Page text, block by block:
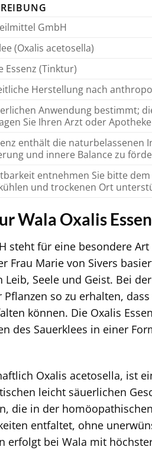
GmbH
(Oxalis acetosella)
Essenz (Tinktur)
Herstellung nach
Anwendung bestimmt;
Sie Ihren Arzt oder
enthält die naturbelassenen
und innere Balance zu
entnehmen Sie bitte
und trockenen Ort
Wala Oxalis
steht für eine besondere
Frau Marie von Sivers
Leib, Seele und Geist. Bei
so zu erhalten,
können. Die Oxalis
des Sauerklees in einer
Oxalis acetosella, ist
leicht säuerlichen
die in der
entfaltet, ohne
erfolgt bei Wala mit